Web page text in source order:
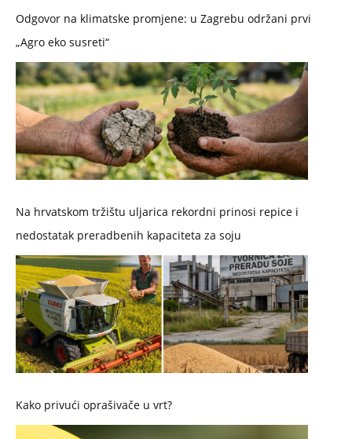
Odgovor na klimatske promjene: u Zagrebu održani prvi
„Agro eko susreti“
Na hrvatskom tržištu uljarica rekordni prinosi repice i
nedostatak preradbenih kapaciteta za soju
Kako privući oprašivače u vrt?